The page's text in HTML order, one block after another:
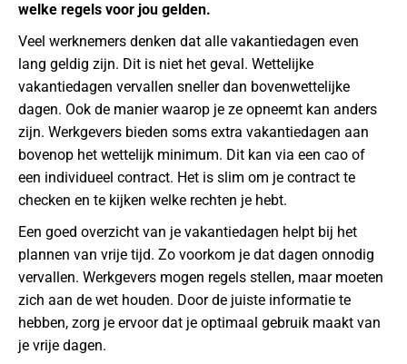
welke regels voor jou gelden.
Veel werknemers denken dat alle vakantiedagen even
lang geldig zijn. Dit is niet het geval. Wettelijke
vakantiedagen vervallen sneller dan bovenwettelijke
dagen. Ook de manier waarop je ze opneemt kan anders
zijn. Werkgevers bieden soms extra vakantiedagen aan
bovenop het wettelijk minimum. Dit kan via een cao of
een individueel contract. Het is slim om je contract te
checken en te kijken welke rechten je hebt.
Een goed overzicht van je vakantiedagen helpt bij het
plannen van vrije tijd. Zo voorkom je dat dagen onnodig
vervallen. Werkgevers mogen regels stellen, maar moeten
zich aan de wet houden. Door de juiste informatie te
hebben, zorg je ervoor dat je optimaal gebruik maakt van
je vrije dagen.